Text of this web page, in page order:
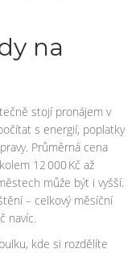
na
stojí pronájem v
s energií, poplatky
Průměrná cena
12 000 Kč až
může být i vyšší.
– celkový měsíční
navíc.
kde si rozdělíte